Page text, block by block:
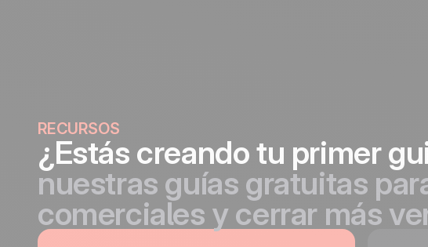
RECURSOS
¿Estás creando tu primer
nuestras guías gratuitas
comerciales y cerrar más